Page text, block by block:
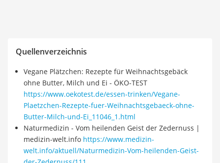
Quellenverzeichnis
Vegane Plätzchen: Rezepte für Weihnachtsgebäck
ohne Butter, Milch und Ei - ÖKO-TEST
https://www.oekotest.de/essen-trinken/Vegane-
Plaetzchen-Rezepte-fuer-Weihnachtsgebaeck-ohne-
Butter-Milch-und-Ei_11046_1.html
Naturmedizin - Vom heilenden Geist der Zedernuss |
medizin-welt.info https://www.medizin-
welt.info/aktuell/Naturmedizin-Vom-heilenden-Geist-